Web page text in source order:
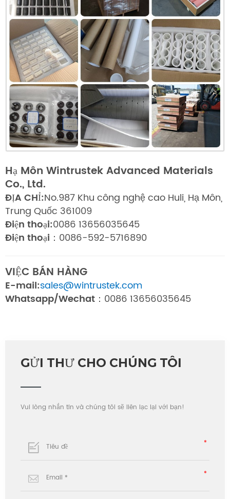
Hạ Môn Wintrustek Advanced Materials
Co., Ltd.
ĐỊA CHỈ:No.987 Khu công nghệ cao Huli, Hạ Môn,
Trung Quốc 361009
Điện thoại:0086 13656035645
Điện thoại： 0086-592-5716890
VIỆC BÁN HÀNG
E-mail:sales@wintrustek.com
Whatsapp/Wechat： 0086 13656035645
GỬI THƯ CHO CHÚNG TÔI
Vui lòng nhắn tin và chúng tôi sẽ liên lạc lại với bạn!